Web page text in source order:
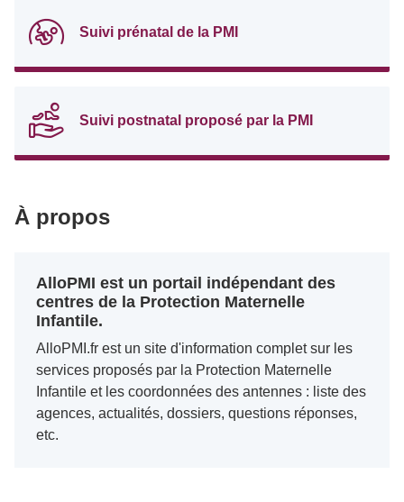
Suivi prénatal de la PMI
Suivi postnatal proposé par la PMI
À propos
AlloPMI est un portail indépendant des
centres de la Protection Maternelle
Infantile.
AlloPMI.fr est un site d'information complet sur les
services proposés par la Protection Maternelle
Infantile et les coordonnées des antennes : liste des
agences, actualités, dossiers, questions réponses,
etc.